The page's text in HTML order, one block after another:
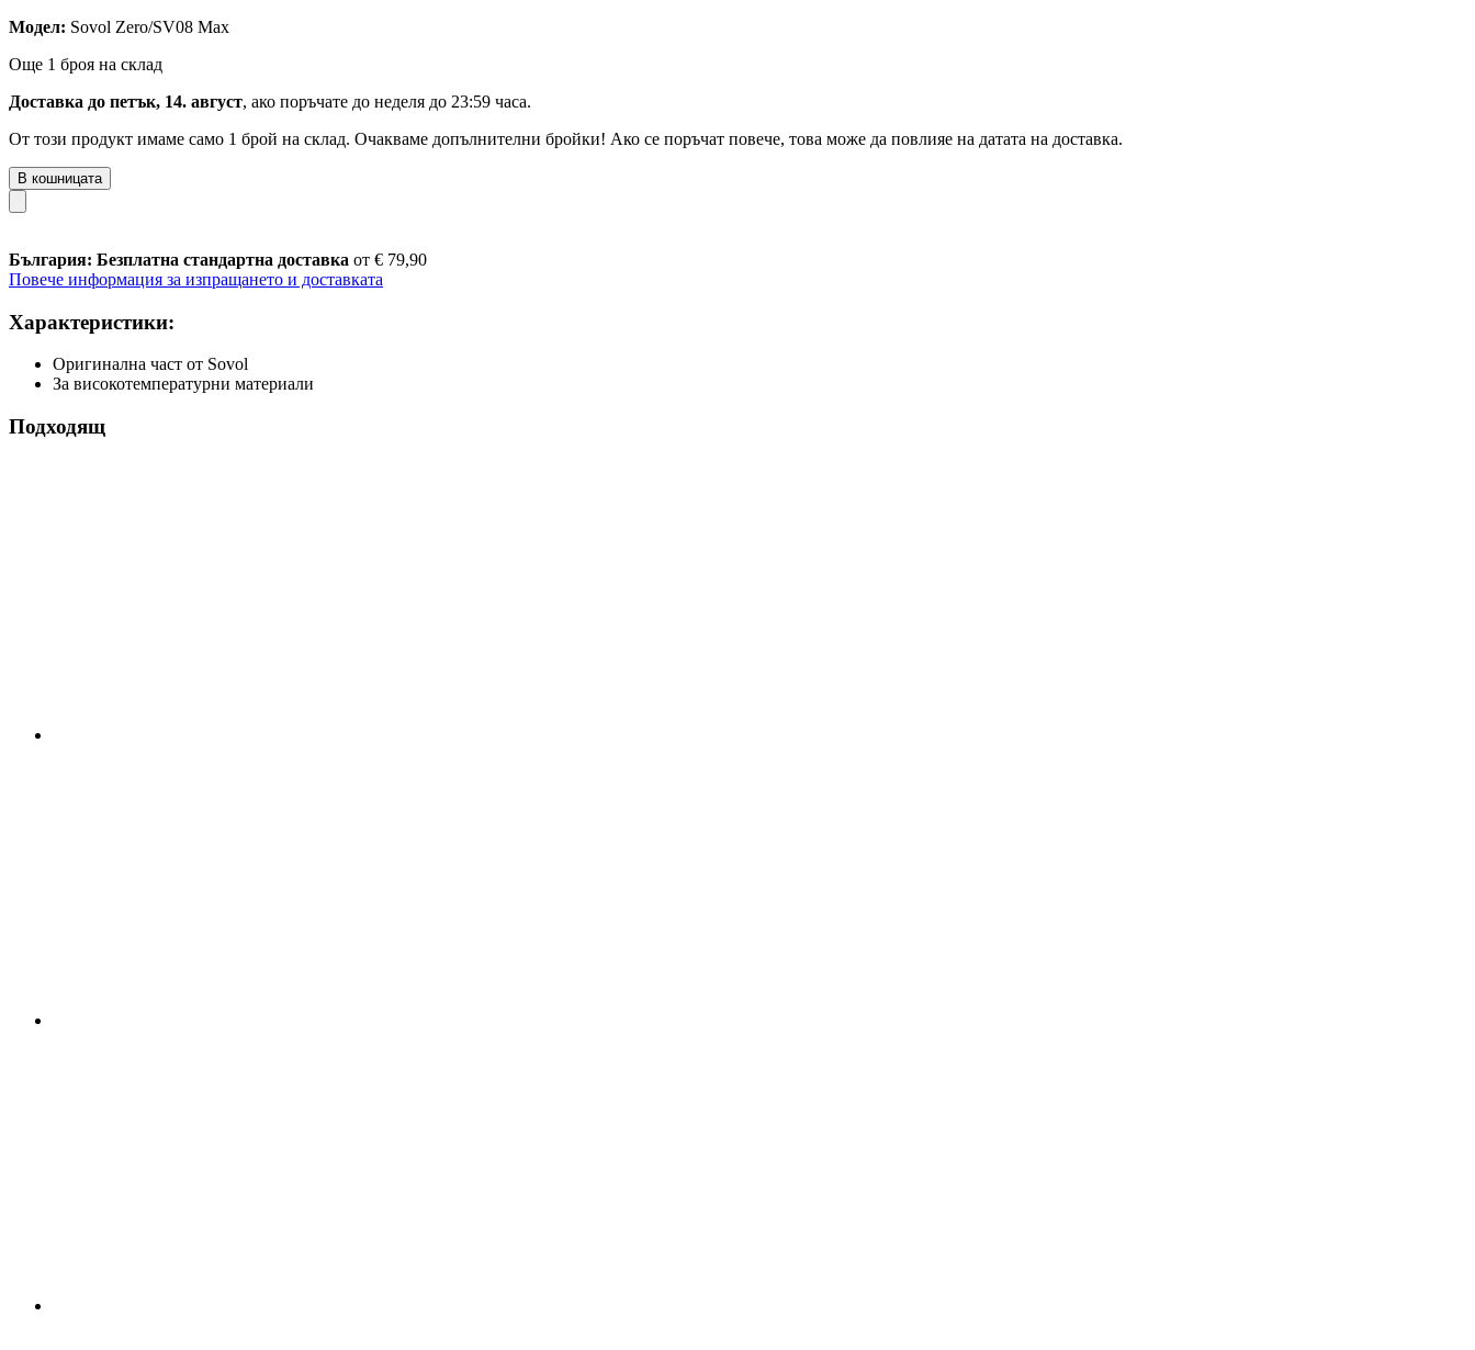
Модел: Sovol Zero/SV08 Max
Още 1 броя на склад
Доставка до петък, 14. август, ако поръчате до неделя до 23:59 часа.
От този продукт имаме само 1 брой на склад. Очакваме допълнителни бройки! Ако се поръчат повече, това може да повлияе на датата на доставка.
В кошницата
България: Безплатна стандартна доставка от € 79,90
Повече информация за изпращането и доставката
Характеристики:
Оригинална част от Sovol
За високотемпературни материали
Подходящ